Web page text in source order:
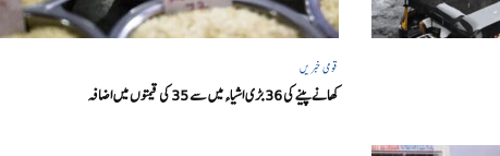
قومی خبریں
کھانے پینے کی 36 بڑی اشیاء میں سے 35 کی قیمتوں میں اضافہ